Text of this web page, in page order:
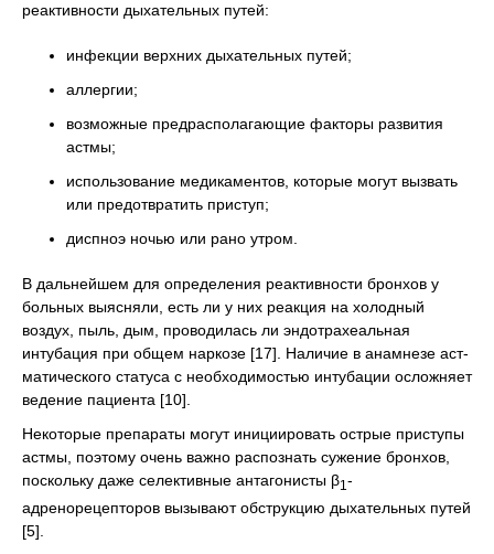
реактивности дыхательных путей:
инфекции верхних дыхательных путей;
аллергии;
возможные предрасполагающие факторы развития
астмы;
использование медикаментов, которые могут вызвать
или предотвратить приступ;
диспноэ ночью или рано утром.
В дальнейшем для определения реактивности бронхов у
больных выясняли, есть ли у них реакция на холодный
воздух, пыль, дым, проводилась ли эндотрахеальная
интубация при общем наркозе [17]. Наличие в анамнезе аст-
матического статуса с необходимостью интубации осложняет
ведение пациента [10].
Некоторые препараты могут инициировать острые приступы
астмы, поэтому очень важно распознать сужение бронхов,
поскольку даже селективные антагонисты β1 -
адренорецепторов вызывают обструкцию дыхательных путей
[5].